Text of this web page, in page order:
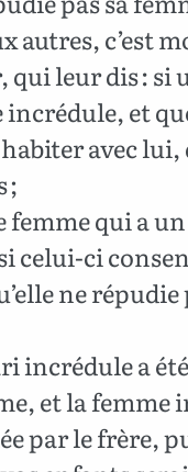
autres, c’est
qui leur dis : si
et
avec lui,
;
femme qui a
celui-ci
ne répudie
incrédule a
et la femme
par le frère,